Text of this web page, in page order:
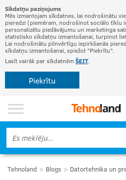
Sīkdatņu paziņojums
Mēs izmantojam sīkdatnes, lai nodrošinātu
pieredzi (piemēram, nodrošinot sociālo tīklu
personalizētu piedāvājumu un marketinga
statistisko sīkdatņu izmantošanai, turpinot
Lai nodrošinātu pilnvērtīgu iepirkšanās
sīkdatņu izmantošanai, spiežot "Piekrītu".
Lasīt vairāk par sīkdatnēm ŠEIT.
Piekrītu
Tehnoland Blogs Datortehnika un